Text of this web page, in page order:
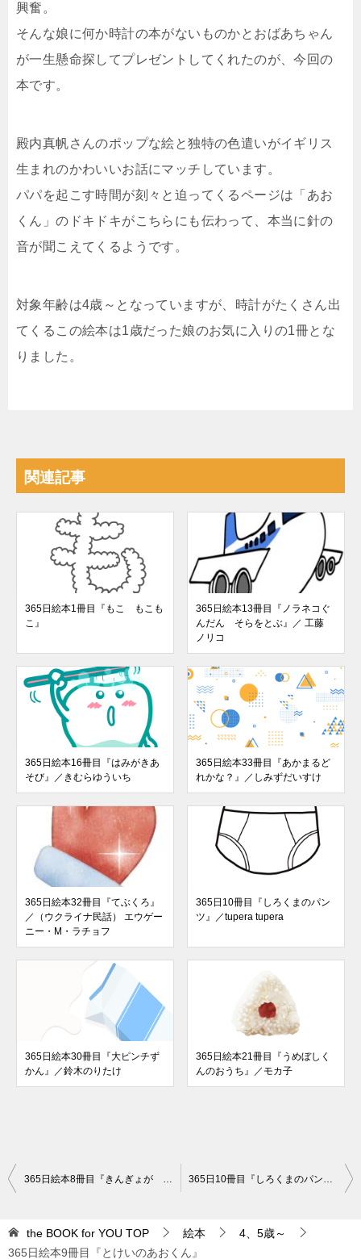
興奮。
そんな娘に何か時計の本がないものかとおばあちゃん
が一生懸命探してプレゼントしてくれたのが、今回の
本です。
殿内真帆さんのポップな絵と独特の色遣いがイギリス
生まれのかわいいお話にマッチしています。
パパを起こす時間が刻々と迫ってくるページは「あお
くん」のドキドキがこちらにも伝わって、本当に針の
音が聞こえてくるようです。
対象年齢は4歳～となっていますが、時計がたくさん出
てくるこの絵本は1歳だった娘のお気に入りの1冊とな
りました。
関連記事
365日絵本1冊目『もこ もこも
こ』
365日絵本13冊目『ノラネコぐ
んだん そらをとぶ』／ 工藤
ノリコ
365日絵本16冊目『はみがきあ
そび』／きむらゆういち
365日絵本33冊目『あかまるど
れかな？』／しみずだいすけ
365日絵本32冊目『てぶくろ』
／（ウクライナ民話） エウゲー
ニー・M・ラチョフ
365日10冊目『しろくまのパン
ツ』／tupera tupera
365日絵本30冊目『大ピンチず
かん』／鈴木のりたけ
365日絵本21冊目『うめぼしく
んのおうち』／モカ子
投
稿
ビ
365日絵本8冊目『きんぎょが にげた』／五味太郎 365日10冊目『しろくまのパンツ』／tupera tupera
the BOOK for YOU TOP 絵本
4、5歳～
365日絵本9冊目『とけいのあおくん』